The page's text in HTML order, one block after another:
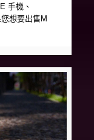
手機、
想要出售M